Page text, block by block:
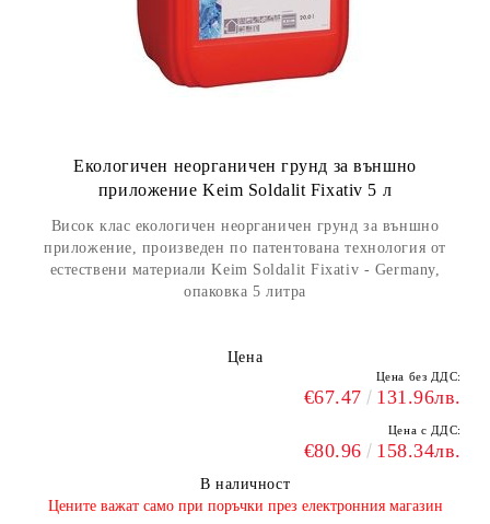
Екологичен неорганичен грунд за външно
приложение Keim Soldalit Fixativ 5 л
Висок клас екологичен неорганичен грунд за външно
приложение, произведен по патентована технология от
естествени материали Keim Soldalit Fixativ - Germany,
опаковка 5 литра
Цена
Цена без ДДС:
€67.47 131.96лв.
Цена с ДДС:
€80.96 158.34лв.
В наличност
​Цените важат само при поръчки през електронния магазин